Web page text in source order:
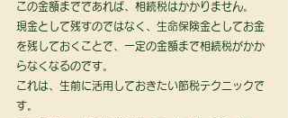
この金額までであれば、相続税はかかりません。
現金として残すのではなく、生命保険金としてお金
を残しておくことで、一定の金額まで相続税がかか
らなくなるのです。
これは、生前に活用しておきたい節税テクニックで
す。